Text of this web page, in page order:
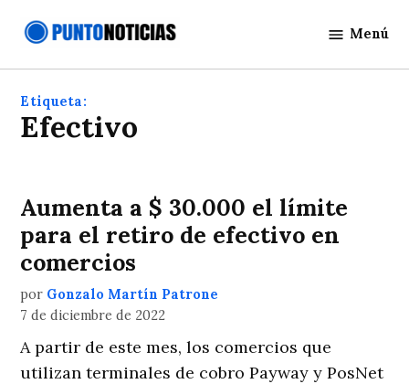
Noticias
Menú
Etiqueta:
Efectivo
Aumenta a $ 30.000 el límite
para el retiro de efectivo en
comercios
por Gonzalo Martín Patrone
7 de diciembre de 2022
A partir de este mes, los comercios que
utilizan terminales de cobro Payway y PosNet